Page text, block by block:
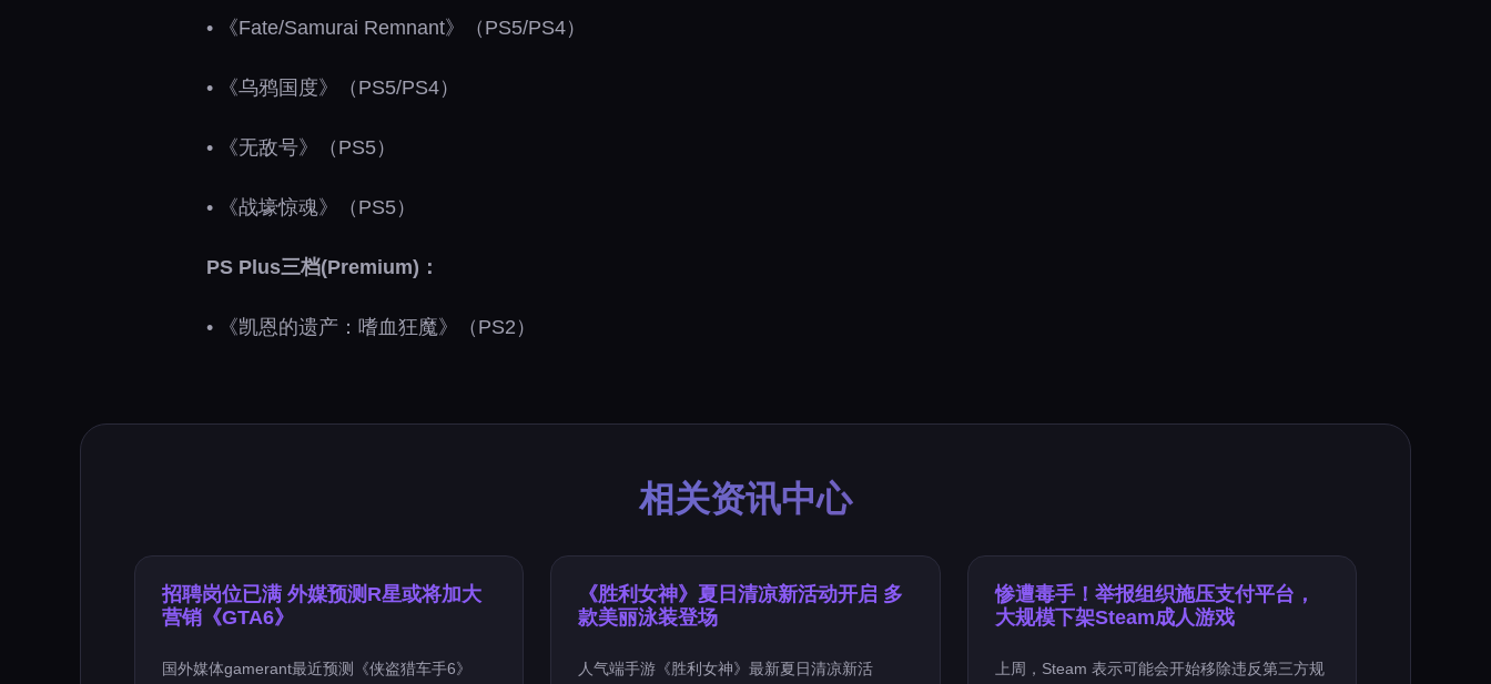
• 《Fate/Samurai Remnant》（PS5/PS4）
• 《乌鸦国度》（PS5/PS4）
• 《无敌号》（PS5）
• 《战壕惊魂》（PS5）
PS Plus三档(Premium)：
• 《凯恩的遗产：嗜血狂魔》（PS2）
相关资讯中心
招聘岗位已满 外媒预测R星或将加大
营销《GTA6》
国外媒体gamerant最近预测《侠盗猎车手6》
《胜利女神》夏日清凉新活动开启 多
款美丽泳装登场
人气端手游《胜利女神》最新夏日清凉新活
惨遭毒手！举报组织施压支付平台，
大规模下架Steam成人游戏
上周，Steam 表示可能会开始移除违反第三方规